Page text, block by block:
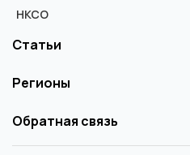
НКСО
Статьи
Регионы
Обратная связь